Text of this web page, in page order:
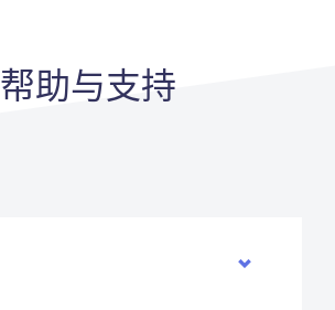
帮助与支持